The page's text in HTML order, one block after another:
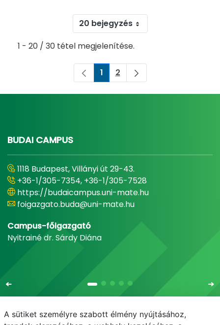
20 bejegyzés
1 - 20 / 30 tétel megjelenítése.
Oldal
1 Oldal
2
BUDAI CAMPUS
1118 Budapest, Villányi út 29-43.
+36-1/305-7354, +36-1/305-7528
https://budaicampus.uni-mate.hu
foigazgato.buda@uni-mate.hu
Campus-főigazgató
Nyitrainé dr. Sárdy Diána
A sütiket személyre szabott élmény nyújtásához,